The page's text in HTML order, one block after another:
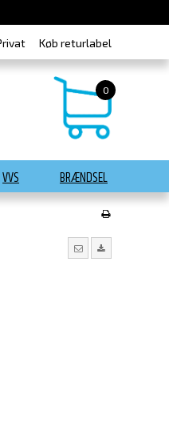
Køb returlabel
0
VVS BRÆNDSEL